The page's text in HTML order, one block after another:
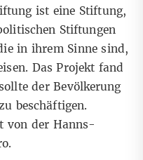
ist eine Stiftung,
Stiftungen
in ihrem Sinne sind,
Das Projekt fand
der Bevölkerung
beschäftigen.
von der Hanns-